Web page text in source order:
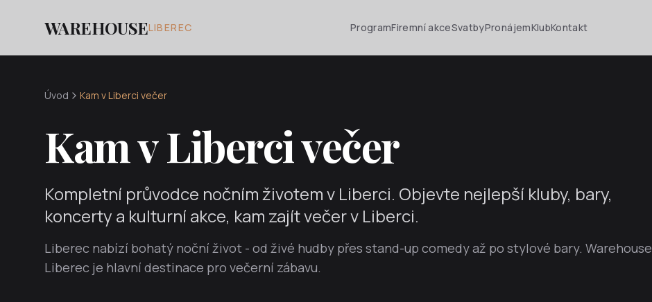
WAREHOUSELIBEREC ProgramFiremní akceSvatbyPronájemKlubKontakt
Úvod Kam v Liberci večer
Kam v Liberci večer
Kompletní průvodce nočním životem v Liberci. Objevte nejlepší kluby, bary,
koncerty a kulturní akce, kam zajít večer v Liberci.
Liberec nabízí bohatý noční život - od živé hudby přes stand-up comedy až po stylové bary. Warehouse
Liberec je hlavní destinace pro večerní zábavu.